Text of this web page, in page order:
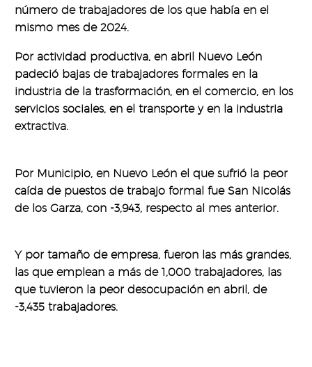
número de trabajadores de los que había en el
mismo mes de 2024.
Por actividad productiva, en abril Nuevo León
padeció bajas de trabajadores formales en la
industria de la trasformación, en el comercio, en los
servicios sociales, en el transporte y en la industria
extractiva.
Por Municipio, en Nuevo León el que sufrió la peor
caída de puestos de trabajo formal fue San Nicolás
de los Garza, con -3,943, respecto al mes anterior.
Y por tamaño de empresa, fueron las más grandes,
las que emplean a más de 1,000 trabajadores, las
que tuvieron la peor desocupación en abril, de
-3,435 trabajadores.